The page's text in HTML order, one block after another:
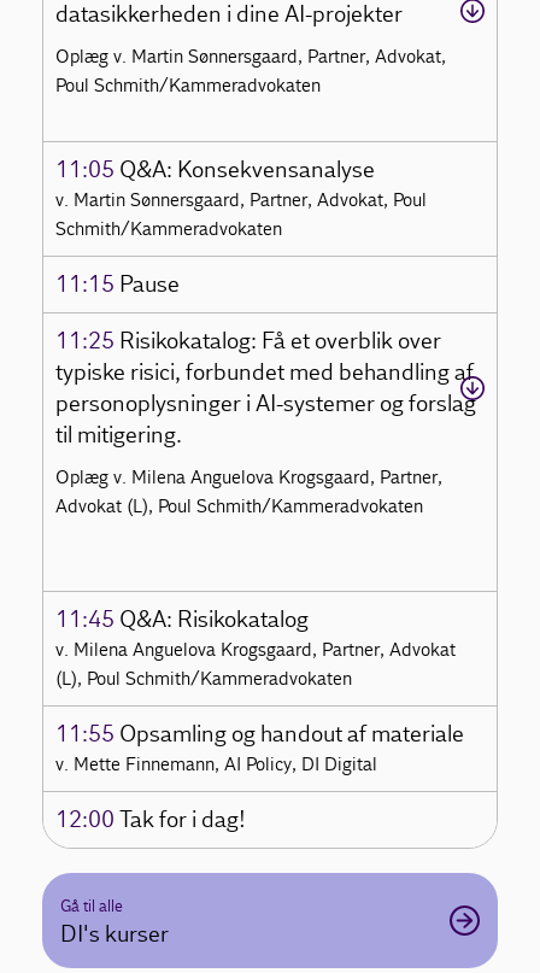
datasikkerheden i dine AI-projekter
Oplæg v. Martin Sønnersgaard, Partner, Advokat,
Poul Schmith/Kammeradvokaten
11:05 Q&A: Konsekvensanalyse
v. Martin Sønnersgaard, Partner, Advokat, Poul
Schmith/Kammeradvokaten
11:15 Pause
11:25 Risikokatalog: Få et overblik over
typiske risici, forbundet med behandling af
personoplysninger i AI-systemer og forslag
til mitigering.
Oplæg v. Milena Anguelova Krogsgaard, Partner,
Advokat (L), Poul Schmith/Kammeradvokaten
11:45 Q&A: Risikokatalog
v. Milena Anguelova Krogsgaard, Partner, Advokat
(L), Poul Schmith/Kammeradvokaten
11:55 Opsamling og handout af materiale
v. Mette Finnemann, AI Policy, DI Digital
12:00 Tak for i dag!
Gå til alle
DI's kurser